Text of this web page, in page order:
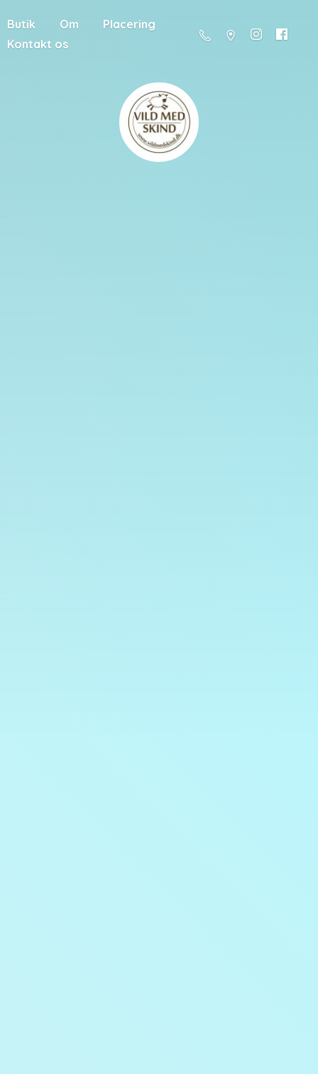
Butik Om
Placering
Kontakt os